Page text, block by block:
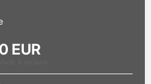
und Wohnungen aus aller
und Parks sowie Porträts von
sind weitere
mehrfach mit Preisen
EUR